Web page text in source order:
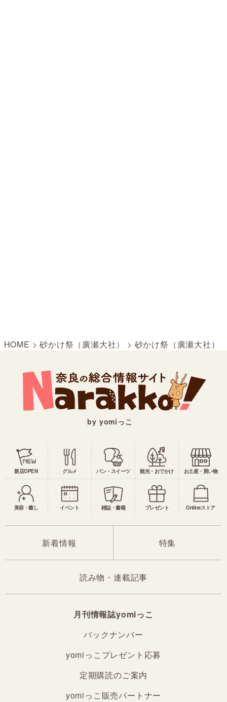
HOME >砂かけ祭（廣瀬大社） > 砂かけ祭（廣瀬大社）
by yomiっこ
新店OPEN グルメ パン・スイーツ 観光・おでかけ お土産・買い物
美容・癒し イベント 雑誌・書籍 プレゼント Onlineストア
新着情報 特集
読み物・連載記事
月刊情報誌yomiっこ
バックナンバー
yomiっこプレゼント応募
定期購読のご案内
yomiっこ販売パートナー